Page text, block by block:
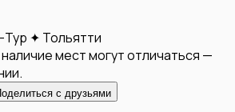
Тур ✦ Тольятти
мест могут отличаться —
с друзьями